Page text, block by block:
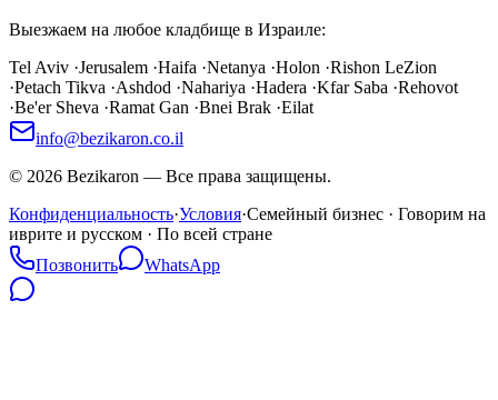
Выезжаем на любое кладбище в Израиле:
Tel Aviv ·Jerusalem ·Haifa ·Netanya ·Holon ·Rishon LeZion
·Petach Tikva ·Ashdod ·Nahariya ·Hadera ·Kfar Saba ·Rehovot
·Be'er Sheva ·Ramat Gan ·Bnei Brak ·Eilat
info@bezikaron.co.il
© 2026 Bezikaron — Все права защищены.
Конфиденциальность·Условия·Семейный бизнес · Говорим на
иврите и русском · По всей стране
Позвонить
WhatsApp